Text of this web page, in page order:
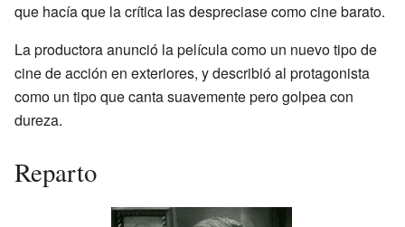
que hacía que la crítica las despreciase como cine barato.
La productora anunció la película como un nuevo tipo de
cine de acción en exteriores, y describió al protagonista
como un tipo que canta suavemente pero golpea con
dureza.
Reparto